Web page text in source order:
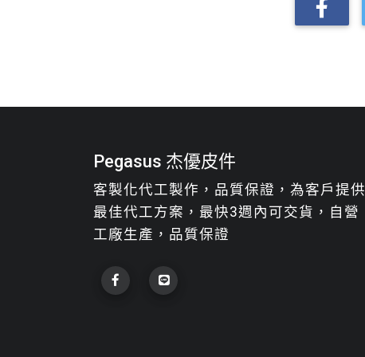
Pegasus 杰優皮件
客製化代工製作，品質保證，為客戶提供
最佳代工方案，最快3週內可交貨，自營
工廠生產，品質保證